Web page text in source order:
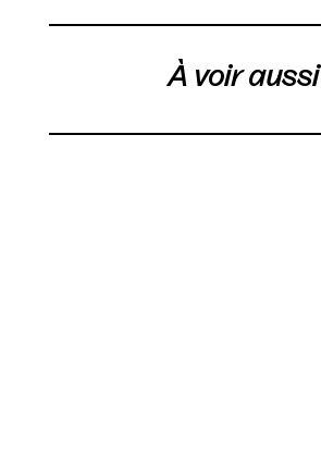
À voir aussi